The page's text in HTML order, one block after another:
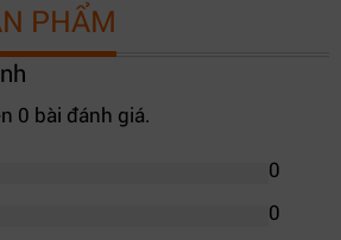
PHẨM
0 bài đánh giá.
0
0